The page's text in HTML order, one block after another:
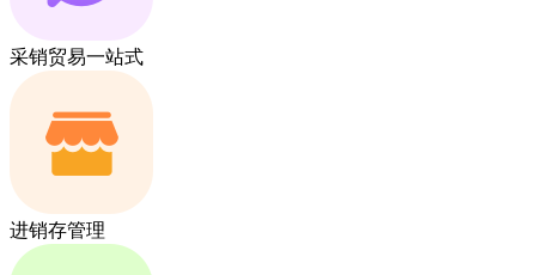
采销贸易一站式
进销存管理